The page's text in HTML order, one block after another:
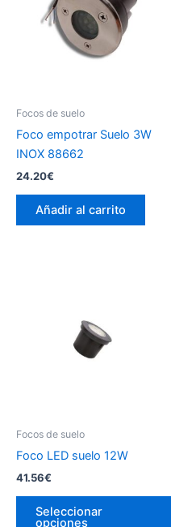
Focos de suelo
Foco empotrar Suelo 3W
INOX 88662
24.20€
Añadir al carrito
Focos de suelo
Foco LED suelo 12W
41.56€
Seleccionar
opciones